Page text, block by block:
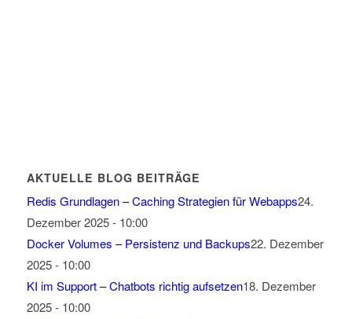
AKTUELLE BLOG BEITRÄGE
Redis Grundlagen – Caching Strategien für Webapps24.
Dezember 2025 - 10:00
Docker Volumes – Persistenz und Backups22. Dezember
2025 - 10:00
KI im Support – Chatbots richtig aufsetzen18. Dezember
2025 - 10:00